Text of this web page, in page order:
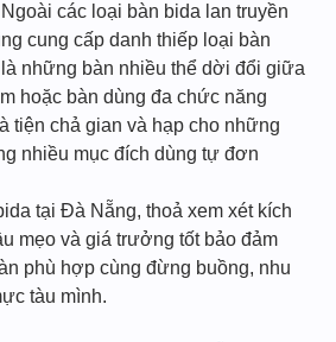
các loại bàn bida lan truyền
cung cấp danh thiếp loại bàn
những bàn nhiều thể dời đổi giữa
hoặc bàn dùng đa chức năng
tiện chả gian và hạp cho những
nhiều mục đích dùng tự đơn
tại Đà Nẵng, thoả xem xét kích
mẹo và giá trưởng tốt bảo đảm
phù hợp cùng đừng buồng, nhu
tàu mình.